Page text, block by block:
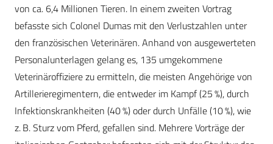
von ca. 6,4 Millionen Tieren. In einem zweiten Vortrag
befasste sich Colonel Dumas mit den Verlustzahlen unter
den französischen Veterinären. Anhand von ausgewerteten
Personalunterlagen gelang es, 135 umgekommene
Veterinäroffiziere zu ermitteln, die meisten Angehörige von
Artillerieregimentern, die entweder im Kampf (25 %), durch
Infektionskrankheiten (40 %) oder durch Unfälle (10 %), wie
z. B. Sturz vom Pferd, gefallen sind. Mehrere Vorträge der